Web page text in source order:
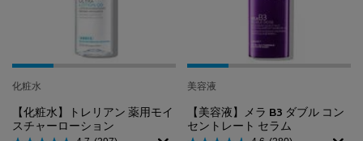
化粧水
【化粧水】トレリアン 薬用モイ
スチャーローション
美容液
【美容液】メラ B3 ダブル コン
セントレート セラム​